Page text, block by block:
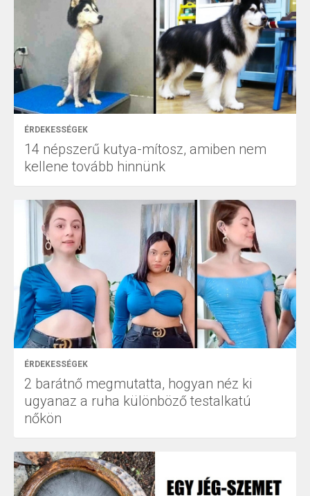
ÉRDEKESSÉGEK
14 népszerű kutya-mítosz, amiben nem
kellene tovább hinnünk
ÉRDEKESSÉGEK
2 barátnő megmutatta, hogyan néz ki
ugyanaz a ruha különböző testalkatú
nőkön